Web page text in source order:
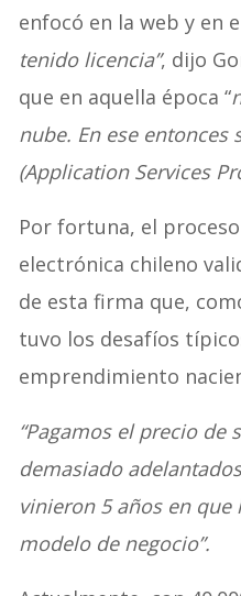
enfocó en la web y en
tenido licencia”, dijo
que en aquella época “
nube. En ese entonces
(Application Services
Por fortuna, el
electrónica chileno
de esta firma que,
tuvo los desafíos
emprendimiento
“Pagamos el precio de
demasiado
vinieron 5 años en
modelo de negocio”.